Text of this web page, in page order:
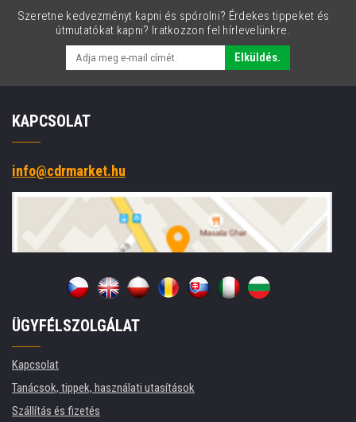
Szeretne kedvezményt kapni és spórolni? Érdekes tippeket és
útmutatókat kapni? Iratkozzon fel hírlevelünkre.
Elküldés.
KAPCSOLAT
info@cdrmarket.hu
ÜGYFÉLSZOLGÁLAT
Kapcsolat
Tanácsok, tippek, használati utasítások
Szállítás és fizetés